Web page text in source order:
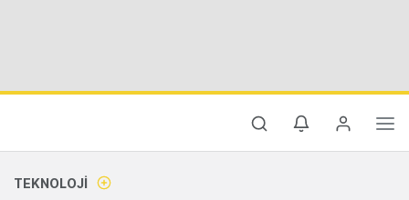
TEKNOLOJI